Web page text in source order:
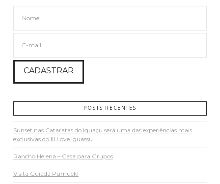
POSTS RECENTES
Sunset nas Cataratas do Iguaçu será uma das experiências mais
exclusivas do III Love Iguassu
Rancho Helena – Casa para Grupos
Visita Guiada Pumuckl